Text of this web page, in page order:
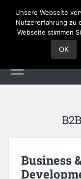
Business
Unsere Webseite
Nutzererfahrung zu
Webseite stimmen
OK